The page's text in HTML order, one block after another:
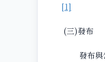
[1]
(三)發布
發布與公